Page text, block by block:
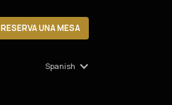
RESERVA UNA MESA
Spanish